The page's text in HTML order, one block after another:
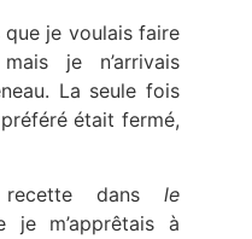
je voulais faire
je n’arrivais
La seule fois
était fermé,
recette dans le
m’apprêtais à